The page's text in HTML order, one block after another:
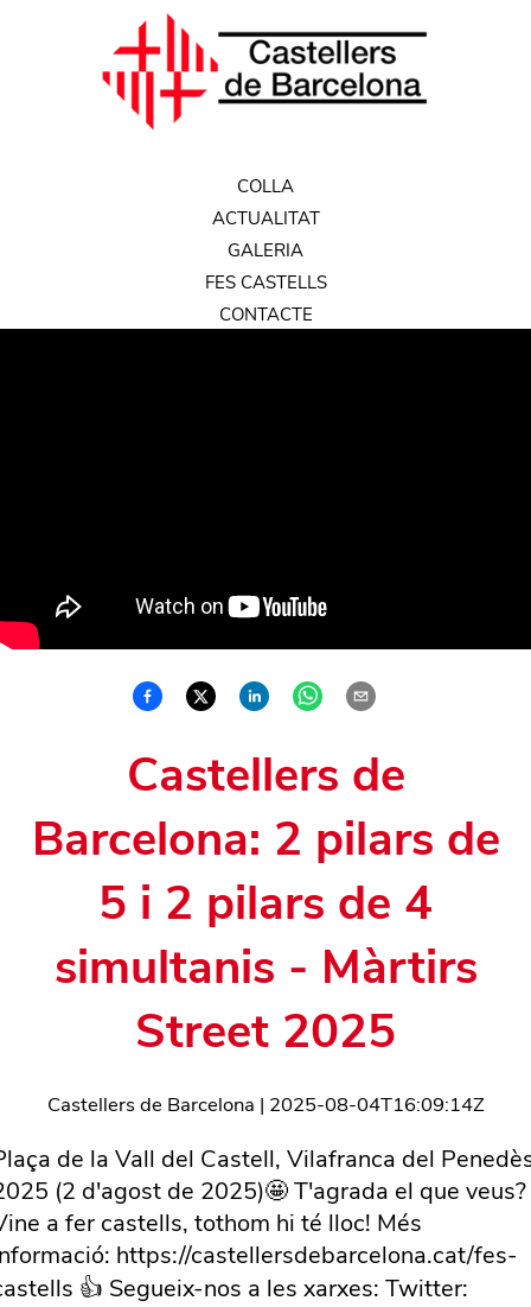
COLLA
ACTUALITAT
GALERIA
FES CASTELLS
CONTACTE
Castellers de
Barcelona: 2 pilars de
5 i 2 pilars de 4
simultanis - Màrtirs
Street 2025
Castellers de Barcelona | 2025-08-04T16:09:14Z
de la Vall del Castell, Vilafranca del
(2 d'agost de 2025)🤩 T'agrada el que veus?
a fer castells, tothom hi té lloc! Més
https://castellersdebarcelona.cat/fes-
👍 Segueix-nos a les xarxes: Twitter: